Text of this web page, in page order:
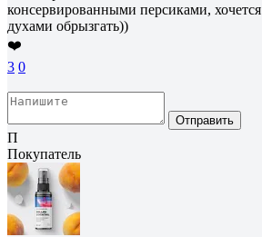
консервированными персиками,
духами обрызгать))
❤️
3 0
Отправить
П
Покупатель